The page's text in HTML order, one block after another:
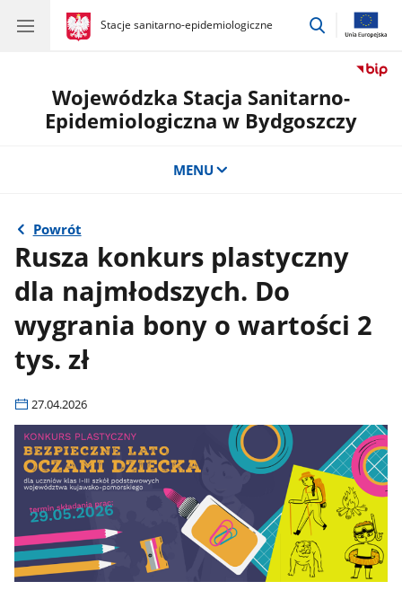
gov.pl
Stacje sanitarno-epidemiologiczne
gov.pl
Stacje
przejdź
Wojewódzka Stacja Sanitarno-
Epidemiologiczna w Bydgoszczy
MENU
Powrót
Rusza konkurs plastyczny
dla najmłodszych. Do
wygrania bony o wartości 2
tys. zł
27.04.2026